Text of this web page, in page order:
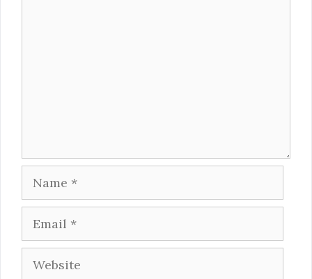
Name
Email
Website